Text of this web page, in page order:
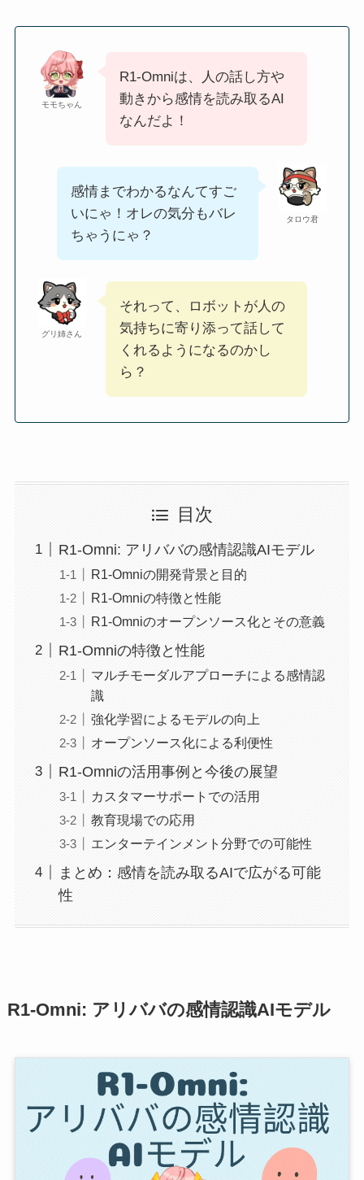
モモちゃん
R1-Omniは、人の話し方や
動きから感情を読み取るAI
なんだよ！
タロウ君
感情までわかるなんてすご
いにゃ！オレの気分もバレ
ちゃうにゃ？
グリ姉さん
それって、ロボットが人の
気持ちに寄り添って話して
くれるようになるのかし
ら？
目次
R1-Omni: アリババの感情認識AIモデル
R1-Omniの開発背景と目的
R1-Omniの特徴と性能
R1-Omniのオープンソース化とその意義
R1-Omniの特徴と性能
マルチモーダルアプローチによる感情認
識
強化学習によるモデルの向上
オープンソース化による利便性
R1-Omniの活用事例と今後の展望
カスタマーサポートでの活用
教育現場での応用
エンターテインメント分野での可能性
まとめ：感情を読み取るAIで広がる可能
性
R1-Omni: アリババの感情認識AIモデル